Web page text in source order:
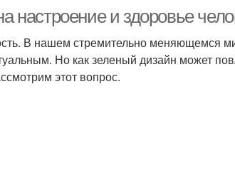
настроение и здоровье
В нашем стремительно меняющемся
Но как зеленый дизайн может
этот вопрос.